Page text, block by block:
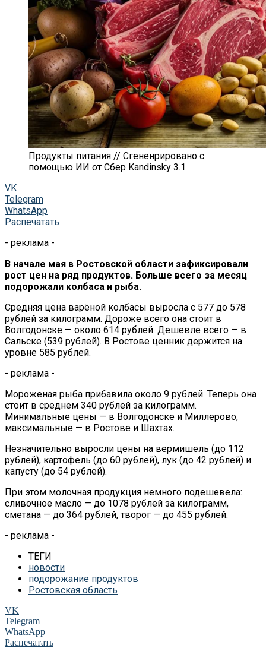
Продукты питания // Сгененрировано с
помощью ИИ от Сбер Kandinsky 3.1
VK
Telegram
WhatsApp
Распечатать
- реклама -
В начале мая в Ростовской области зафиксировали
рост цен на ряд продуктов. Больше всего за месяц
подорожали колбаса и рыба.
Средняя цена варёной колбасы выросла с 577 до 578
рублей за килограмм. Дороже всего она стоит в
Волгодонске — около 614 рублей. Дешевле всего — в
Сальске (539 рублей). В Ростове ценник держится на
уровне 585 рублей.
- реклама -
Мороженая рыба прибавила около 9 рублей. Теперь она
стоит в среднем 340 рублей за килограмм.
Минимальные цены — в Волгодонске и Миллерово,
максимальные — в Ростове и Шахтах.
Незначительно выросли цены на вермишель (до 112
рублей), картофель (до 60 рублей), лук (до 42 рублей) и
капусту (до 54 рублей).
При этом молочная продукция немного подешевела:
сливочное масло — до 1078 рублей за килограмм,
сметана — до 364 рублей, творог — до 455 рублей.
- реклама -
ТЕГИ
новости
подорожание продуктов
Ростовская область
VK
Telegram
WhatsApp
Распечатать